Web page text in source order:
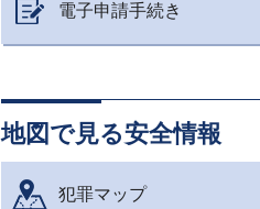
電子申請手続き
地図で見る安全情報
犯罪マップ